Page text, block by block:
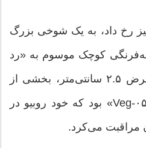
رخ داد، به یک شوخی بزرگ
کوچک موسوم به «رد
رابین» (Red Robin) با عرض ۲.۵ سانتی‌متر، بخشی از
برداشت نهایی آزمایش «Veg-۰۵» بود که خود روبیو در
مراقبت می‌کرد.